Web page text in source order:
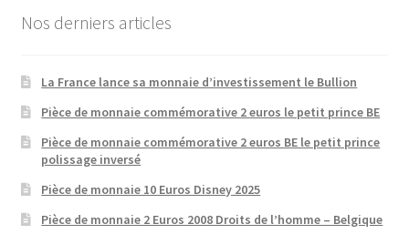
Nos derniers articles
La France lance sa monnaie d’investissement le Bullion
Pièce de monnaie commémorative 2 euros le petit prince BE
Pièce de monnaie commémorative 2 euros BE le petit prince
polissage inversé
Pièce de monnaie 10 Euros Disney 2025
Pièce de monnaie 2 Euros 2008 Droits de l’homme – Belgique